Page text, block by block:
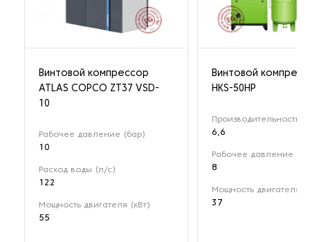
Винтовой компрессор
ATLAS COPCO ZT37 VSD-
10
Рабочее давление (бар)
10
Расход воды (л/с)
122
Мощность двигателя (кВт)
55
Винтовой
HKS-50HP
Производительность
6,6
Рабочее давление
8
Мощность двигателя
37